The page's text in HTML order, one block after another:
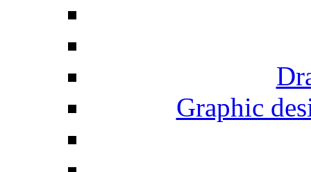
Graphic